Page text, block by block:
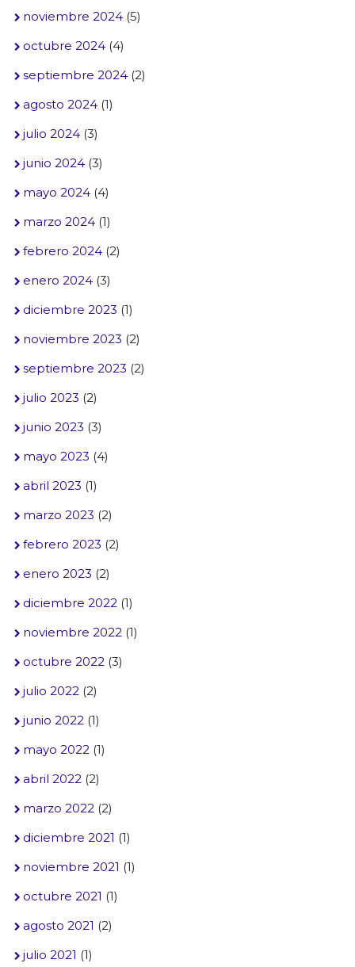
noviembre 2024(5)
octubre 2024(4)
septiembre 2024(2)
agosto 2024(1)
julio 2024(3)
junio 2024(3)
mayo 2024(4)
marzo 2024(1)
febrero 2024(2)
enero 2024(3)
diciembre 2023 (1)
noviembre 2023 (2)
septiembre 2023 (2)
julio 2023 (2)
junio 2023 (3)
mayo 2023 (4)
abril 2023 (1)
marzo 2023 (2)
febrero 2023 (2)
enero 2023 (2)
diciembre 2022 (1)
noviembre 2022 (1)
octubre 2022 (3)
julio 2022 (2)
junio 2022 (1)
mayo 2022 (1)
abril 2022 (2)
marzo 2022 (2)
diciembre 2021 (1)
noviembre 2021 (1)
octubre 2021 (1)
agosto 2021 (2)
julio 2021 (1)